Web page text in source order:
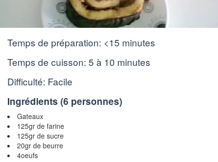
Temps de préparation: <15 minutes
Temps de cuisson: 5 à 10 minutes
Difficulté: Facile
Ingrédients (6 personnes)
Gateaux
125gr de farine
125gr de sucre
20gr de beurre
4oeufs